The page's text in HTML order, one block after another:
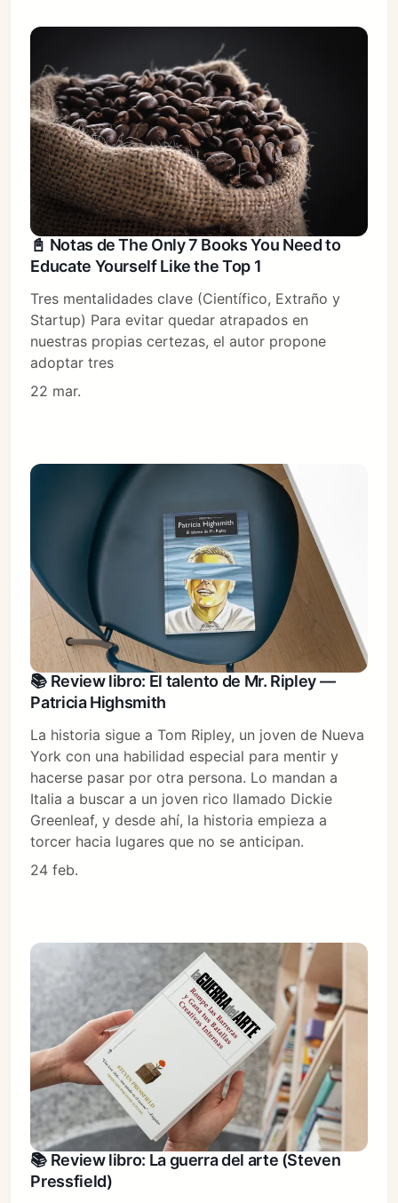
📓 Notas de The Only 7 Books You Need to
Educate Yourself Like the Top 1
Tres mentalidades clave (Científico, Extraño y
Startup) Para evitar quedar atrapados en
nuestras propias certezas, el autor propone
adoptar tres
22 mar.
📚 Review libro: El talento de Mr. Ripley —
Patricia Highsmith
La historia sigue a Tom Ripley, un joven de Nueva
York con una habilidad especial para mentir y
hacerse pasar por otra persona. Lo mandan a
Italia a buscar a un joven rico llamado Dickie
Greenleaf, y desde ahí, la historia empieza a
torcer hacia lugares que no se anticipan.
24 feb.
📚 Review libro: La guerra del arte (Steven
Pressfield)